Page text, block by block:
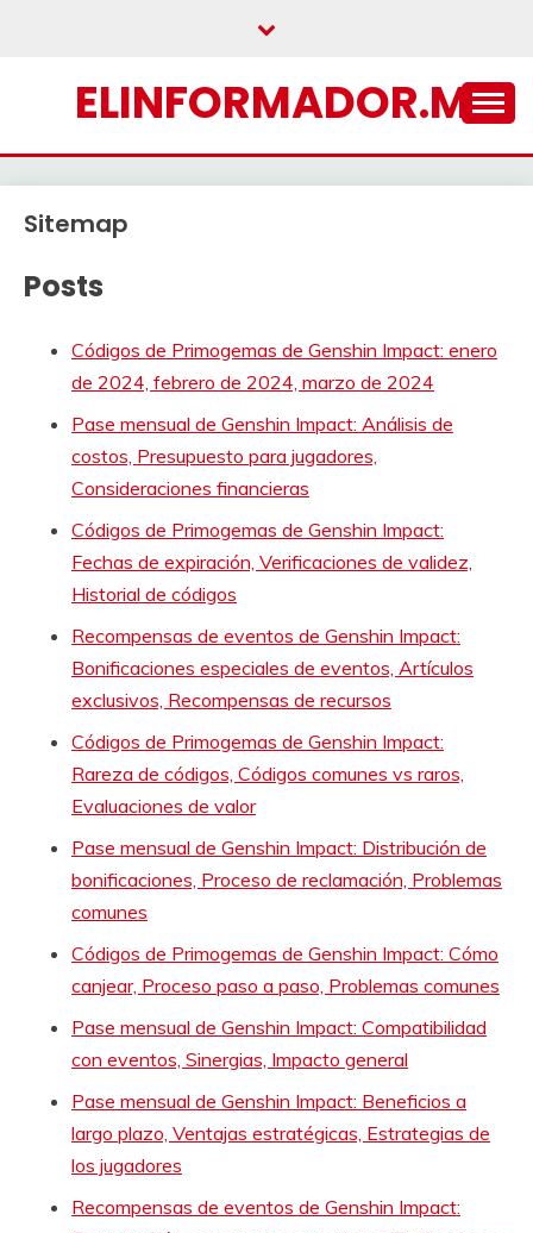
ELINFORMADOR.MX
Sitemap
Posts
Códigos de Primogemas de Genshin Impact: enero
de 2024, febrero de 2024, marzo de 2024
Pase mensual de Genshin Impact: Análisis de
costos, Presupuesto para jugadores,
Consideraciones financieras
Códigos de Primogemas de Genshin Impact:
Fechas de expiración, Verificaciones de validez,
Historial de códigos
Recompensas de eventos de Genshin Impact:
Bonificaciones especiales de eventos, Artículos
exclusivos, Recompensas de recursos
Códigos de Primogemas de Genshin Impact:
Rareza de códigos, Códigos comunes vs raros,
Evaluaciones de valor
Pase mensual de Genshin Impact: Distribución de
bonificaciones, Proceso de reclamación, Problemas
comunes
Códigos de Primogemas de Genshin Impact: Cómo
canjear, Proceso paso a paso, Problemas comunes
Pase mensual de Genshin Impact: Compatibilidad
con eventos, Sinergias, Impacto general
Pase mensual de Genshin Impact: Beneficios a
largo plazo, Ventajas estratégicas, Estrategias de
los jugadores
Recompensas de eventos de Genshin Impact: